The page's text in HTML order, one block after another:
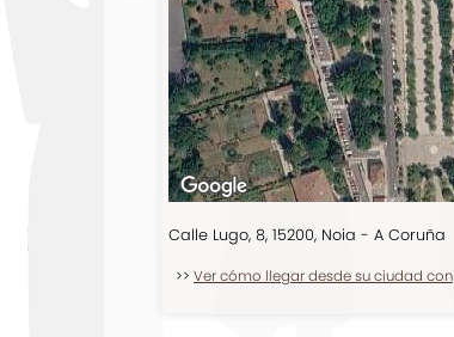
Calle Lugo, 8, 15200, Noia - A Coruña
>> Ver cómo llegar desde su ciudad con